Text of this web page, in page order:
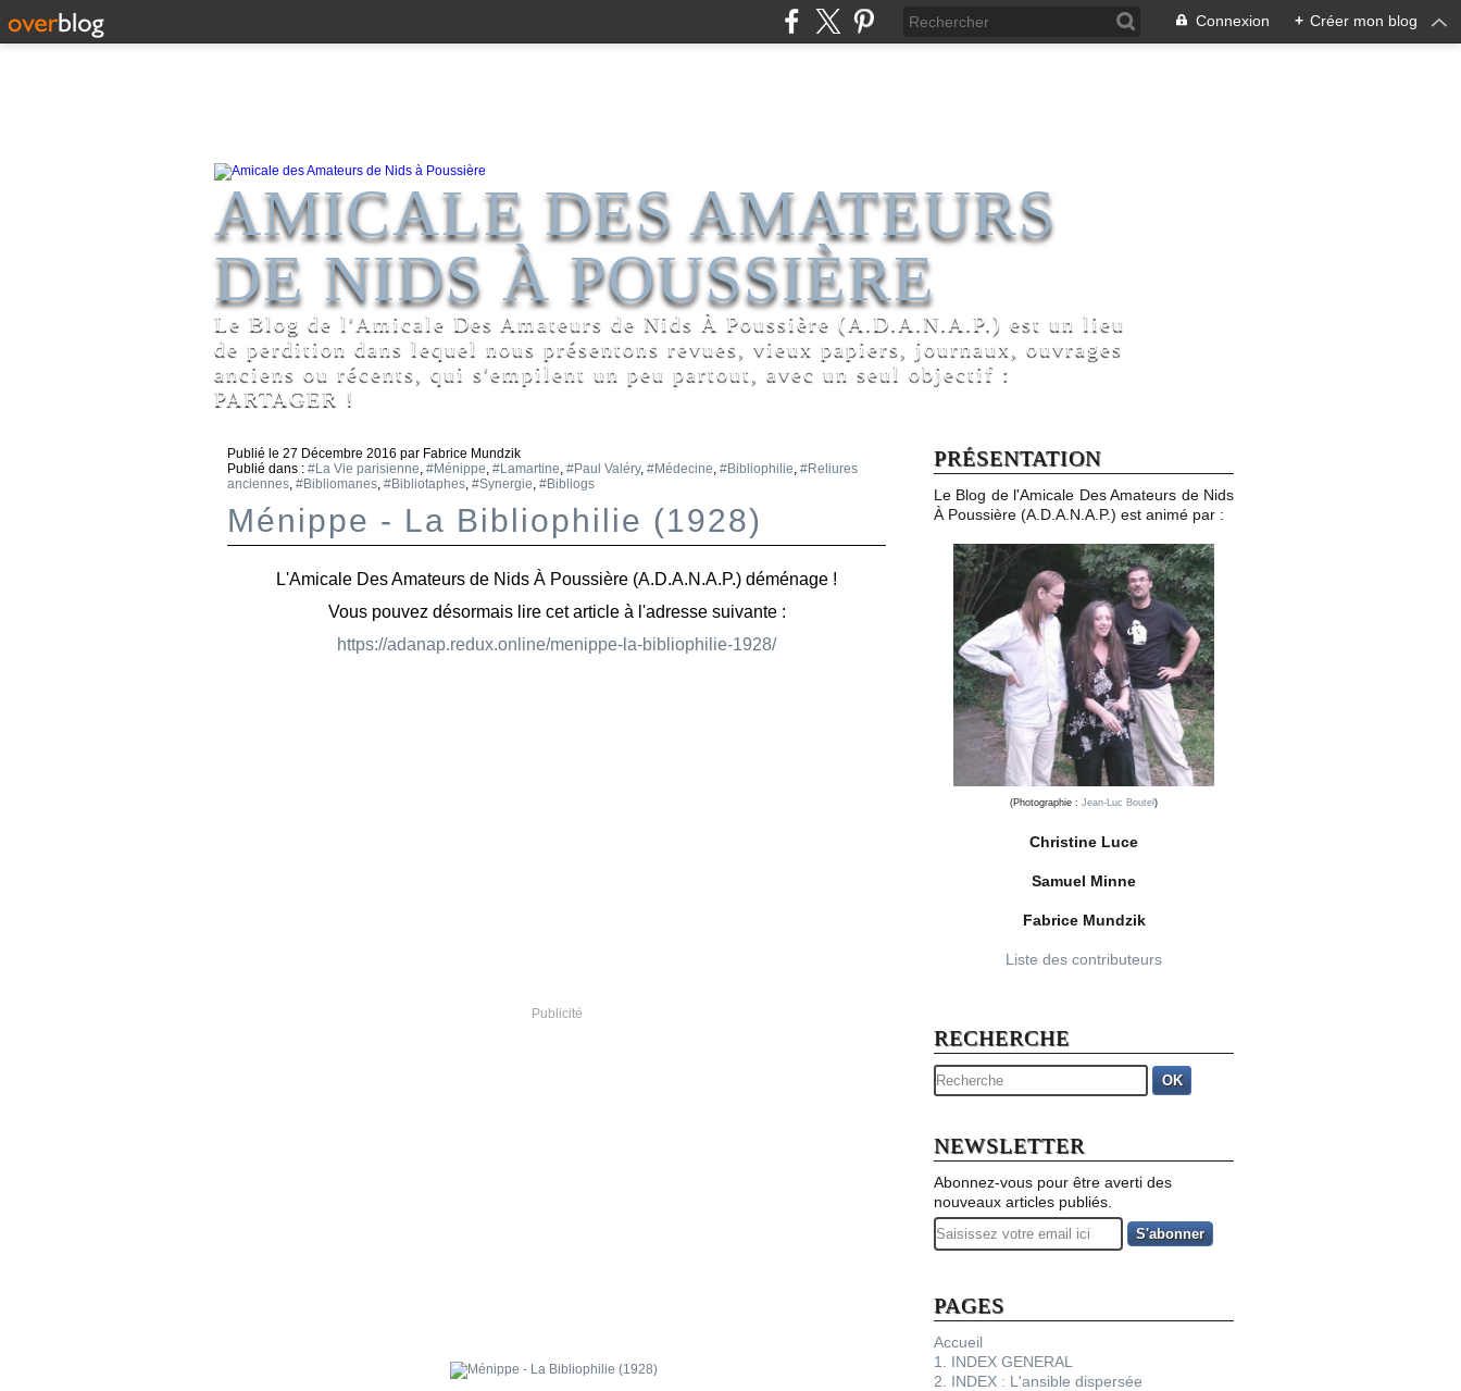
Connexion + Créer mon blog
AMICALE DES AMATEURS
DE NIDS À POUSSIÈRE
Le Blog de l'Amicale Des Amateurs de Nids À Poussière (A.D.A.N.A.P.) est un lieu
de perdition dans lequel nous présentons revues, vieux papiers, journaux, ouvrages
anciens ou récents, qui s'empilent un peu partout, avec un seul objectif :
PARTAGER !
Publié le 27 Décembre 2016 par Fabrice Mundzik
Publié dans : #La Vie parisienne, #Ménippe, #Lamartine, #Paul Valéry, #Médecine, #Bibliophilie, #Reliures
anciennes, #Bibliomanes, #Bibliotaphes, #Synergie, #Bibliogs
Ménippe - La Bibliophilie (1928)
L'Amicale Des Amateurs de Nids À Poussière (A.D.A.N.A.P.) déménage !
Vous pouvez désormais lire cet article à l'adresse suivante :
https://adanap.redux.online/menippe-la-bibliophilie-1928/
Publicité
PRÉSENTATION
Le Blog de l'Amicale Des Amateurs de Nids
À Poussière (A.D.A.N.A.P.) est animé par :
(Photographie : Jean-Luc Boutel )
Christine Luce
Samuel Minne
Fabrice Mundzik
Liste des contributeurs
RECHERCHE
OK
NEWSLETTER
Abonnez-vous pour être averti des
nouveaux articles publiés.
Email
PAGES
Accueil
1. INDEX GENERAL
2. INDEX : L'ansible dispersée